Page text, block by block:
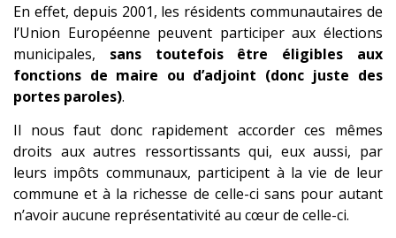
En effet, depuis 2001, les résidents communautaires de
l’Union Européenne peuvent participer aux élections
municipales, sans toutefois être éligibles aux
fonctions de maire ou d’adjoint (donc juste des
portes paroles).
Il nous faut donc rapidement accorder ces mêmes
droits aux autres ressortissants qui, eux aussi, par
leurs impôts communaux, participent à la vie de leur
commune et à la richesse de celle-ci sans pour autant
n’avoir aucune représentativité au cœur de celle-ci.